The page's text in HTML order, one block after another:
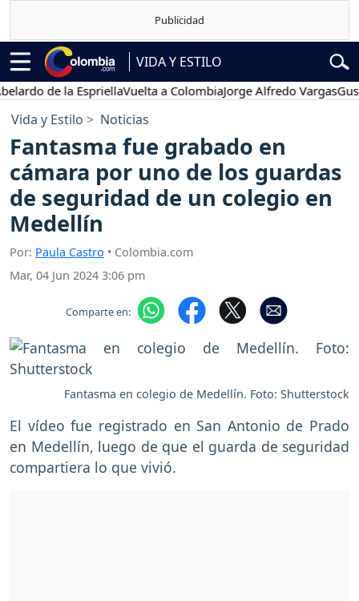
VIDA Y ESTILO
de la EspriellaVuelta a ColombiaJorge Alfredo VargasGustavo
Vida y Estilo Noticias
Fantasma fue grabado en
cámara por uno de los guardas
de seguridad de un colegio en
Medellín
Por: Paula Castro • Colombia.com
Mar, 04 Jun 2024 3:06 pm
Comparte en:
Fantasma en colegio de Medellín. Foto: Shutterstock
El vídeo fue registrado en San Antonio de Prado
en Medellín, luego de que el guarda de seguridad
compartiera lo que vivió.